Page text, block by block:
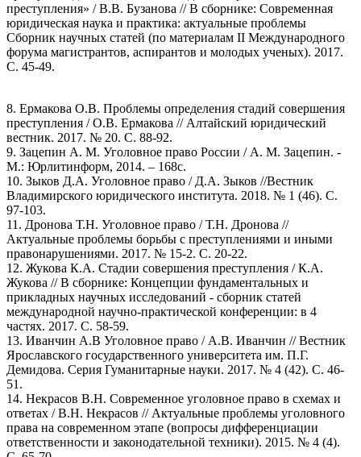
преступления» / В.В. Бузанова // В сборнике: Современная
юридическая наука и практика: актуальные проблемы
Сборник научных статей (по материалам II Международного
форума магистрантов, аспирантов и молодых ученых). 2017.
С. 45-49.
8. Ермакова О.В. Проблемы определения стадий совершения
преступления / О.В. Ермакова // Алтайский юридический
вестник. 2017. № 20. С. 88-92.
9. Зацепин А. М. Уголовное право России / А. М. Зацепин. -
М.: Юрлитинформ, 2014. – 168с.
10. Зыков Д.А. Уголовное право / Д.А. Зыков //Вестник
Владимирского юридического института. 2018. № 1 (46). С.
97-103.
11. Дронова Т.Н. Уголовное право / Т.Н. Дронова //
Актуальные проблемы борьбы с преступлениями и иными
правонарушениями. 2017. № 15-2. С. 20-22.
12. Жукова К.А. Стадии совершения преступления / К.А.
Жукова // В сборнике: Концепции фундаментальных и
прикладных научных исследований - сборник статей
международной научно-практической конференции: в 4
частях. 2017. С. 58-59.
13. Иванчин А.В Уголовное право / А.В. Иванчин // Вестник
Ярославского государственного университета им. П.Г.
Демидова. Серия Гуманитарные науки. 2017. № 4 (42). С. 46-
51.
14. Некрасов В.Н. Современное уголовное право в схемах и
ответах / В.Н. Некрасов // Актуальные проблемы уголовного
права на современном этапе (вопросы дифференциации
ответственности и законодательной техники). 2015. № 4 (4).